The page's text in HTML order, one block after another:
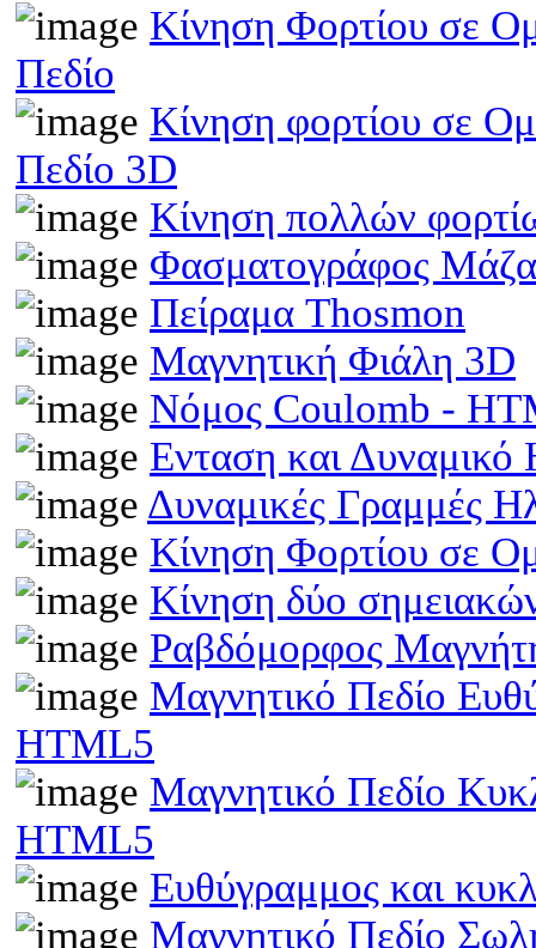
Κίνηση Φορτίου σε
Πεδίο
Κίνηση φορτίου σε
Πεδίο 3D
Κίνηση πολλών
Φασματογράφος
Πείραμα Thosmon
Μαγνητική Φιάλη 3D
Νόμος Coulomb -
Ενταση και
Δυναμικές Γραμμές
Κίνηση Φορτίου σε
Κίνηση δύο
Ραβδόμορφος
Μαγνητικό Πεδίο
HTML5
Μαγνητικό Πεδίο
HTML5
Ευθύγραμμος και
Μαγνητικό Πεδίο